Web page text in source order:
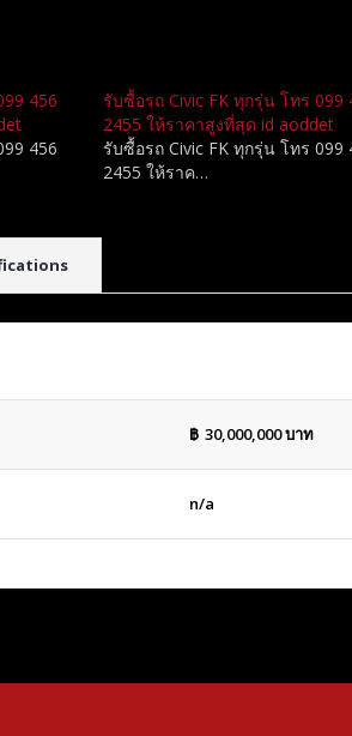
456
456
รับซื้อรถ Civic FK ทุกรุ่น โทร 099
2455 ให้ราคาสูงที่สุด id aoddet
รับซื้อรถ Civic FK ทุกรุ่น โทร 099
2455 ให้ราค…
฿ 30,000,000บาท
n/a